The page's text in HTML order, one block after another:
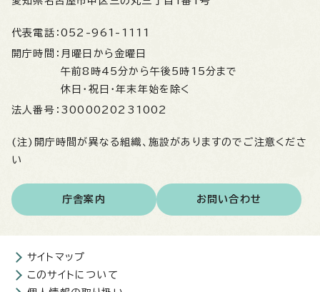
代表電話： 052-961-1111
開庁時間： 月曜日から金曜日
午前8時45分から午後5時15分まで
休日・祝日・年末年始を除く
法人番号： 3000020231002
(注)開庁時間が異なる組織、施設がありますのでご注意くださ
い
庁舎案内 お問い合わせ
サイトマップ
このサイトについて